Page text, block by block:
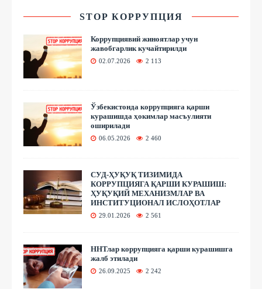
STOP КОРРУПЦИЯ
Коррупциявий жиноятлар учун
жавобгарлик кучайтирилди
02.07.2026 2 113
Ўзбекистонда коррупцияга қарши
курашишда ҳокимлар масъулияти
оширилади
06.05.2026 2 460
СУД-ҲУҚУҚ ТИЗИМИДА
КОРРУПЦИЯГА ҚАРШИ КУРАШИШ:
ҲУҚУҚИЙ МЕХАНИЗМЛАР ВА
ИНСТИТУЦИОНАЛ ИСЛОҲОТЛАР
29.01.2026 2 561
ННТлар коррупцияга қарши курашишга
жалб этилади
26.09.2025 2 242